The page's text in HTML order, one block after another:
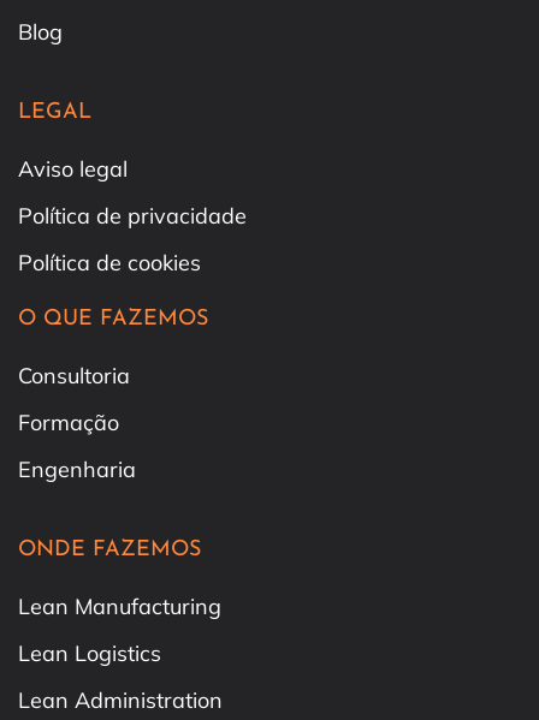
Blog
LEGAL
Aviso legal
Política de privacidade
Política de cookies
O QUE FAZEMOS
Consultoria
Formação
Engenharia
ONDE FAZEMOS
Lean Manufacturing
Lean Logistics
Lean Administration